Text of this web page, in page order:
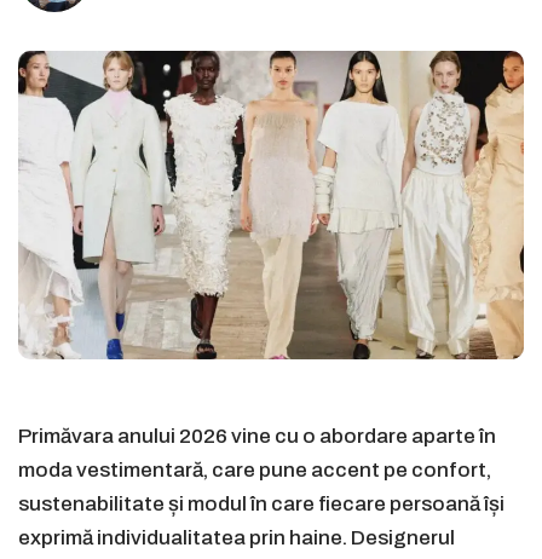
Primăvara anului 2026 vine cu o abordare aparte în
moda vestimentară, care pune accent pe confort,
sustenabilitate și modul în care fiecare persoană își
exprimă individualitatea prin haine. Designerul